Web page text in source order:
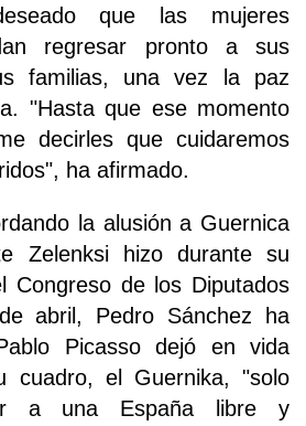
que las mujeres
regresar pronto a sus
familias, una vez la paz
"Hasta que ese momento
decirles que cuidaremos
ha afirmado.
la alusión a Guernica
Zelenksi hizo durante su
Congreso de los Diputados
abril, Pedro Sánchez ha
Picasso dejó en vida
cuadro, el Guernika, "solo
a una España libre y